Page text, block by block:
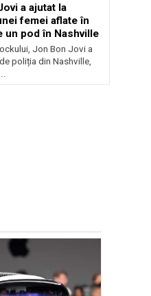
a ajutat la
femei aflate în
un pod în Nashville
Jon Bon Jovi a
poliția din Nashville,